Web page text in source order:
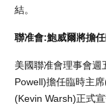
結。
聯准會:鮑威爾將擔
美國聯准會理事會
Powell)擔任臨時主
(Kevin Warsh)正式宣